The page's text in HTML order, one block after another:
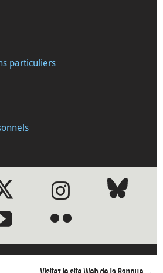
particuliers
●●